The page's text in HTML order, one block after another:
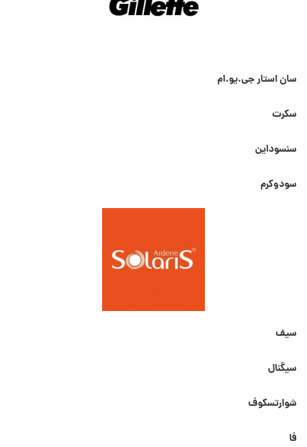
سان استار جی.یو.ام
سکرت
سنسوداین
سودوکرم
سیف
سیگنال
شوارتسکوف
فا